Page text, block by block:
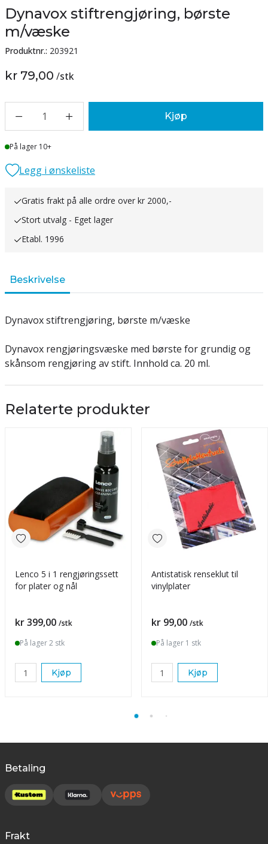
Dynavox stiftrengjøring, børste
m/væske
Produktnr.: 203921
kr 79,00 /stk
1 Kjøp
Lager
På lager 10+
Legg i ønskeliste
Gratis frakt på alle ordre over kr 2000,-
Stort utvalg - Eget lager
Etabl. 1996
Beskrivelse
Dynavox stiftrengjøring, børste m/væske
Dynavox rengjøringsvæske med børste for grundig og
skånsom rengjøring av stift. Innhold ca. 20 ml.
Relaterte produkter
Lenco 5 i 1 rengjøringssett
for plater og nål
Pris
kr 399,00 /stk
På lager 2 stk
Kjøp
Antistatisk renseklut til
vinylplater
Pris
kr 99,00 /stk
På lager 1 stk
Kjøp
Betaling
Frakt